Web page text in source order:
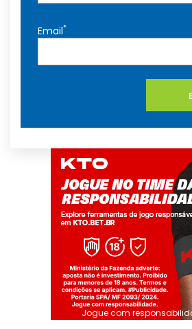
Email*
Jogue com